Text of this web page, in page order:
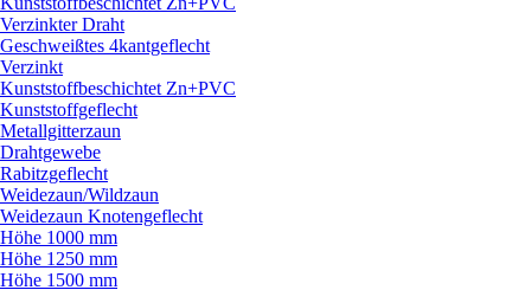
Verzinkter Draht
Geschweißtes 4kantgeflecht
Verzinkt
Kunststoffbeschichtet Zn+PVC
Kunststoffgeflecht
Metallgitterzaun
Drahtgewebe
Rabitzgeflecht
Weidezaun/Wildzaun
Weidezaun Knotengeflecht
Höhe 1000 mm
Höhe 1250 mm
Höhe 1500 mm